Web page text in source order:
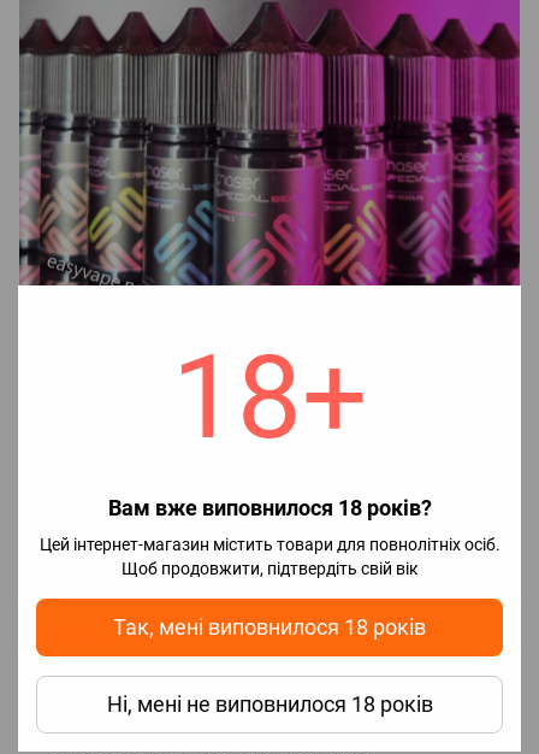
18+
Вам вже виповнилося 18 років?
Цей інтернет-магазин містить товари для повнолітніх осіб.
Щоб продовжити, підтвердіть свій вік
Так, мені виповнилося 18 років
Ні, мені не виповнилося 18 років
1. У флакон ароматизатором залити гліцерин та нікобустер (за
потреби), і добре збовтати.
Додавання нікобустеру:
якщо не додати нікобустер отримаємо 0 мг, без нікотину;
якщо додати половину, отримаємо 25 мг (2.5%);